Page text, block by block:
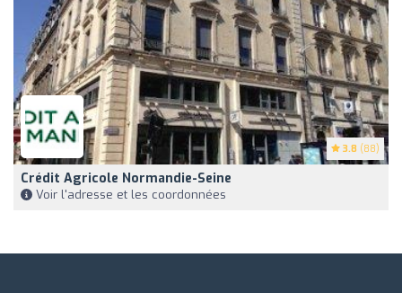
3.8 (88)
Crédit Agricole Normandie-Seine
Voir l'adresse et les coordonnées